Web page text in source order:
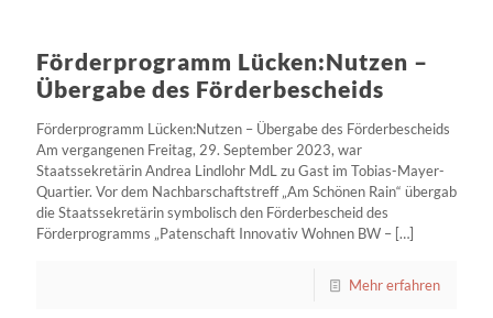
Förderprogramm Lücken:Nutzen –
Übergabe des Förderbescheids
Förderprogramm Lücken:Nutzen – Übergabe des Förderbescheids
Am vergangenen Freitag, 29. September 2023, war
Staatssekretärin Andrea Lindlohr MdL zu Gast im Tobias-Mayer-
Quartier. Vor dem Nachbarschaftstreff „Am Schönen Rain“ übergab
die Staatssekretärin symbolisch den Förderbescheid des
Förderprogramms „Patenschaft Innovativ Wohnen BW – […]
Mehr erfahren